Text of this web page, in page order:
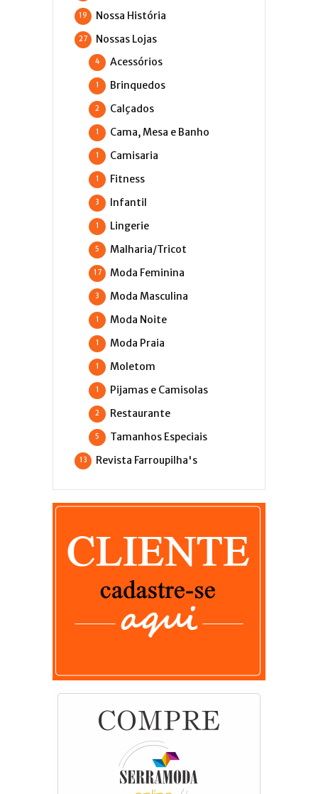
Nossa História
19
Nossas Lojas
27
Acessórios
4
Brinquedos
1
Calçados
2
Cama, Mesa e Banho
1
Camisaria
1
Fitness
1
Infantil
3
Lingerie
1
Malharia/Tricot
5
Moda Feminina
17
Moda Masculina
3
Moda Noite
1
Moda Praia
1
Moletom
1
Pijamas e Camisolas
1
Restaurante
2
Tamanhos Especiais
5
Revista Farroupilha's
13